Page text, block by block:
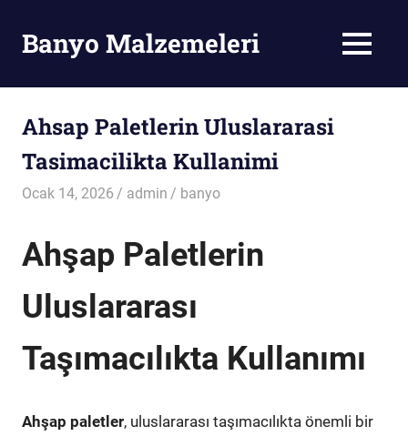
contentBanyo Malzemeleri MENU
Ahsap Paletlerin Uluslararasi
Tasimacilikta Kullanimi
Ocak 14, 2026 admin banyo
Ahşap Paletlerin
Uluslararası
Taşımacılıkta Kullanımı
Ahşap paletler, uluslararası taşımacılıkta önemli bir